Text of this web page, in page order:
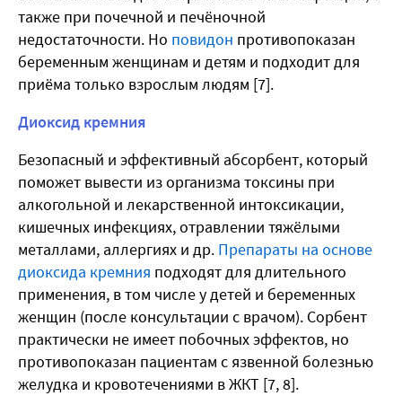
также при почечной и печёночной
недостаточности. Но повидон противопоказан
беременным женщинам и детям и подходит для
приёма только взрослым людям [7].
Диоксид кремния
Безопасный и эффективный абсорбент, который
поможет вывести из организма токсины при
алкогольной и лекарственной интоксикации,
кишечных инфекциях, отравлении тяжёлыми
металлами, аллергиях и др. Препараты на основе
диоксида кремния подходят для длительного
применения, в том числе у детей и беременных
женщин (после консультации с врачом). Сорбент
практически не имеет побочных эффектов, но
противопоказан пациентам с язвенной болезнью
желудка и кровотечениями в ЖКТ [7, 8].